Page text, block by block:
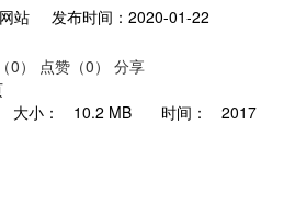
站 发布时间：2020-01-22
0） 点赞（0）
分享
大小： 10.2 MB 时间： 2017